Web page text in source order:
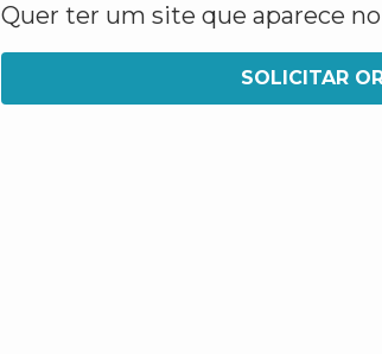
Quer ter um site que aparece
SOLICITAR